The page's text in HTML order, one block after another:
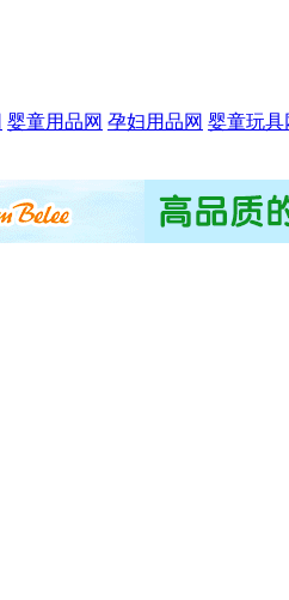
婴童用品网 孕妇用品网 婴童玩具